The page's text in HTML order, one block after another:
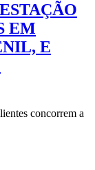
EM
E
concorrem a